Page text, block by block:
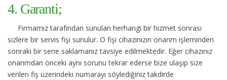
4. Garanti;
Firmamız tarafından sunulan herhangi bir hizmet sonrası
sizlere bir servis fişi sunulur. O fişi cihazınızın onarım işleminden
sonraki bir sene saklamanız tavsiye edilmektedir. Eğer cihazınız
onarımdan önceki aynı sorunu tekrar ederse bize ulaşıp size
verilen fiş üzerindeki numarayı söylediğiniz takdirde